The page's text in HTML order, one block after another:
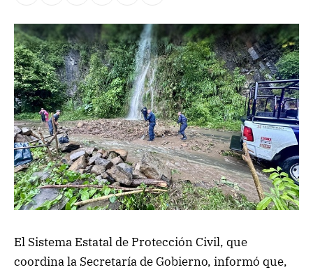
El Sistema Estatal de Protección Civil, que
coordina la Secretaría de Gobierno, informó que,